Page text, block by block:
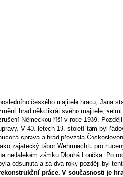
českého majitele hradu, Jana
hrad několikrát svého majitele,
Německou říší v roce 1939.
V 40. letech 19. století tam byl
správa a hrad převzala
zajatecký tábor Wehrmachtu pro
nedalekém zámku Dlouhá Loučka. Po
byla odsunuta a za dva roky později byl
práce. V současnosti je